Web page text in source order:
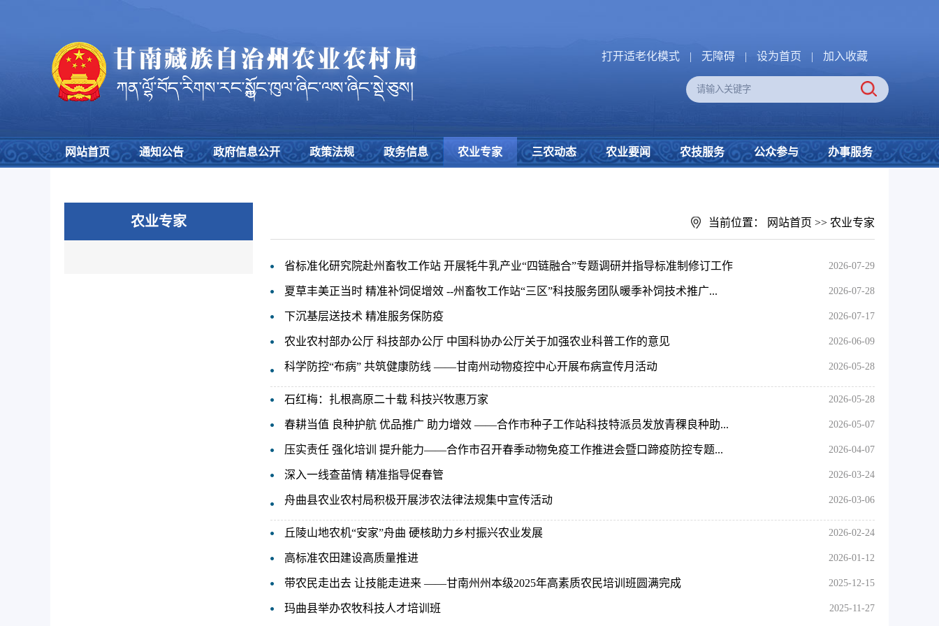
打开适老化模式 | 无障碍 | 设为首页 | 加入收藏
网站首页 通知公告 政府信息公开 政策法规 政务信息 农业专家 三农动态 农业要闻 农技服务 公众参与 办事服务
农业专家 当前位置： 网站首页 >> 农业专家
省标准化研究院赴州畜牧工作站 开展牦牛乳产业“四链融合”专题调研并指导标准制修订工作 2026-07-29
夏草丰美正当时 精准补饲促增效 --州畜牧工作站“三区”科技服务团队暖季补饲技术推广... 2026-07-28
下沉基层送技术 精准服务保防疫 2026-07-17
农业农村部办公厅 科技部办公厅 中国科协办公厅关于加强农业科普工作的意见 2026-06-09
科学防控“布病” 共筑健康防线 ——甘南州动物疫控中心开展布病宣传月活动 2026-05-28
石红梅：扎根高原二十载 科技兴牧惠万家 2026-05-28
春耕当值 良种护航 优品推广 助力增效 ——合作市种子工作站科技特派员发放青稞良种助... 2026-05-07
压实责任 强化培训 提升能力——合作市召开春季动物免疫工作推进会暨口蹄疫防控专题... 2026-04-07
深入一线查苗情 精准指导促春管 2026-03-24
舟曲县农业农村局积极开展涉农法律法规集中宣传活动 2026-03-06
丘陵山地农机“安家”舟曲 硬核助力乡村振兴农业发展 2026-02-24
高标准农田建设高质量推进 2026-01-12
带农民走出去 让技能走进来 ——甘南州州本级2025年高素质农民培训班圆满完成 2025-12-15
玛曲县举办农牧科技人才培训班 2025-11-27